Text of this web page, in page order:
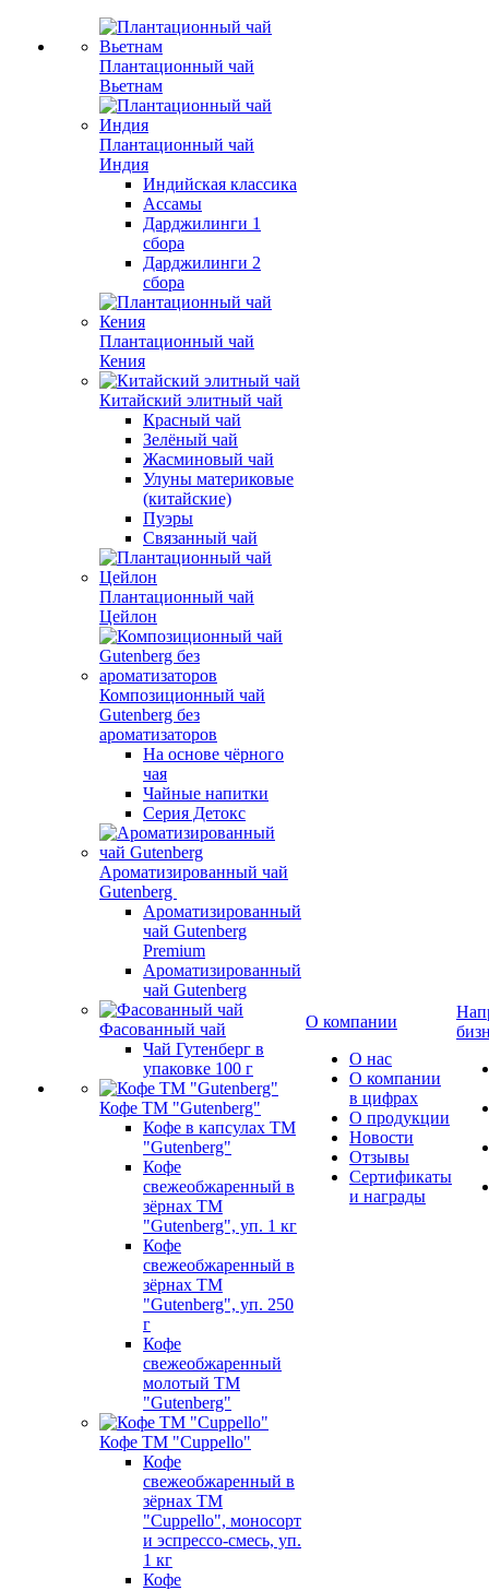
Плантационный чай
Вьетнам
Плантационный чай
Индия
Индийская классика
Ассамы
Дарджилинги 1
сбора
Дарджилинги 2
сбора
Плантационный чай
Кения
Китайский элитный чай
Красный чай
Зелёный чай
Жасминовый чай
Улуны материковые
(китайские)
Пуэры
Связанный чай
Плантационный чай
Цейлон
Композиционный чай
Gutenberg без
ароматизаторов
На основе чёрного
чая
Чайные напитки
Серия Детокс
Ароматизированный чай
Gutenberg
Ароматизированный
чай Gutenberg
Premium
Ароматизированный
чай Gutenberg
Фасованный чай
Чай Гутенберг в
упаковке 100 г
Кофе ТМ "Gutenberg"
Кофе в капсулах ТМ
"Gutenberg"
Кофе
свежеобжаренный в
зёрнах ТМ
"Gutenberg", уп. 1 кг
Кофе
свежеобжаренный в
зёрнах ТМ
"Gutenberg", уп. 250
г
Кофе
свежеобжаренный
молотый ТМ
"Gutenberg"
Кофе ТМ "Cuppello"
Кофе
свежеобжаренный в
зёрнах ТМ
"Cuppello", моносорт
и эспрессо-смесь, уп.
1 кг
Кофе
О компании
О нас
О компании
в цифрах
О продукции
Новости
Отзывы
Сертификаты
и награды